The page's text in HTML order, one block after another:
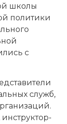
школы
политики
с
служб,